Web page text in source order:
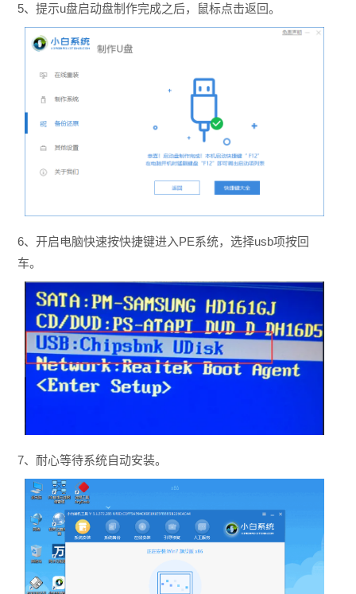
5、提示u盘启动盘制作完成之后，鼠标点击返回。
6、开启电脑快速按快捷键进入PE系统，选择usb项按回
车。
7、耐心等待系统自动安装。